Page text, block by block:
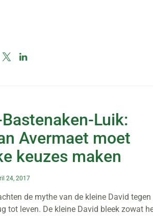
Luik:
Avermaet moet
keuzes maken
24, 2017
de mythe van de kleine David tegen
tot leven. De kleine David bleek zowat